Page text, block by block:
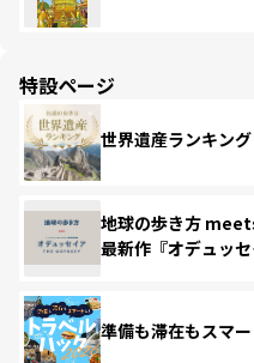
特設ページ
世界遺産ランキング
地球の歩き方
最新作『オデュッセ
準備も滞在もスマ